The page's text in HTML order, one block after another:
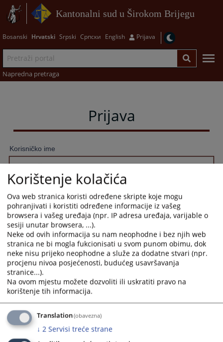
Kantonalni sud u Širokom Brijegu
Bosanski Hrvatski Srpski Српски English Prijava
Napredna pretraga
Prijava
Korisničko ime
Zapamti me
Prijava
Zaboravili ste lozinku?
Želite postati član?
Korištenje kolačića
Ova web stranica koristi određene skripte koje mogu
pohranjivati i koristiti određene informacije iz vašeg
browsera i vašeg uređaja (npr. IP adresa uređaja, varijable o
sesiji unutar browsera, ...).
Neke od ovih informacija su nam neophodne i bez njih web
stranica ne bi mogla fukcionisati u svom punom obimu, dok
neke nisu prijeko neophodne a služe za dodatne stvari (npr.
procjenu nivoa posjećenosti, budućeg usavršavanja
stranice...).
Na ovom mjestu možete dozvoliti ili uskratiti pravo na
korištenje tih informacija.
Translation(obavezna)
↓ 2 Servisi treće strane